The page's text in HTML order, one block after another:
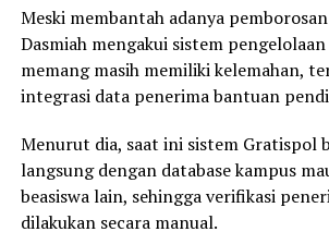
Meski membantah adanya
Dasmiah mengakui sistem
memang masih memiliki kelemahan,
integrasi data penerima bantuan
Menurut dia, saat ini sistem Gratispol
langsung dengan database kampus
beasiswa lain, sehingga verifikasi
dilakukan secara manual.